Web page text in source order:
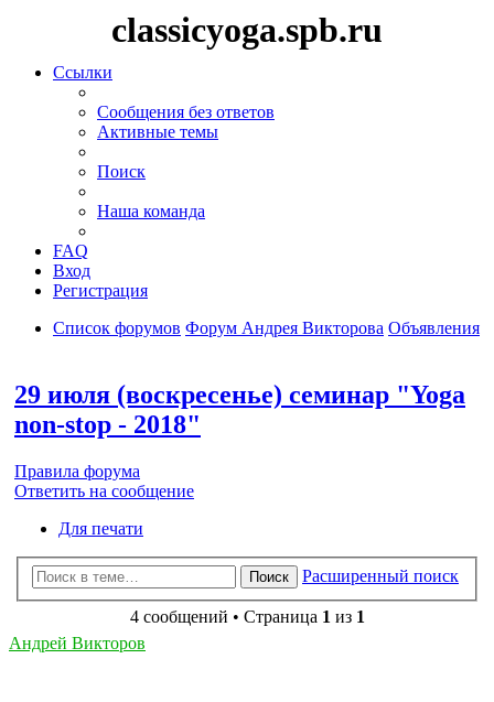
classicyoga.spb.ru
Ссылки
Сообщения без ответов
Активные темы
Поиск
Наша команда
FAQ
Вход
Регистрация
Список форумов Форум Андрея Викторова Объявления
29 июля (воскресенье) семинар "Yoga
non-stop - 2018"
Правила форума
Ответить на сообщение
Для печати
Поиск Расширенный поиск
4 сообщений • Страница 1 из 1
Андрей Викторов